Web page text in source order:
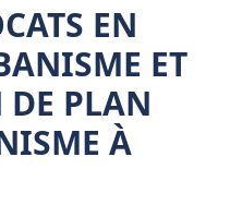
EN
ET
DE PLAN
À